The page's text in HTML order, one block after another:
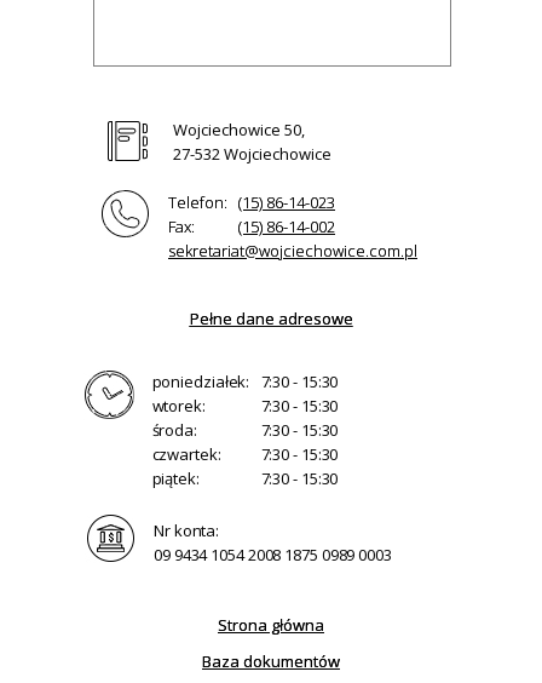
Wojciechowice 50,
27-532 Wojciechowice
Telefon: (15) 86-14-023
Fax:
(15) 86-14-002
sekretariat@wojciechowice.com.pl
Pełne dane adresowe
poniedziałek:
7:30 - 15:30
wtorek:
7:30 - 15:30
środa:
7:30 - 15:30
czwartek:
7:30 - 15:30
piątek:
7:30 - 15:30
Nr konta:
09 9434 1054 2008 1875 0989 0003
Strona główna
Baza dokumentów